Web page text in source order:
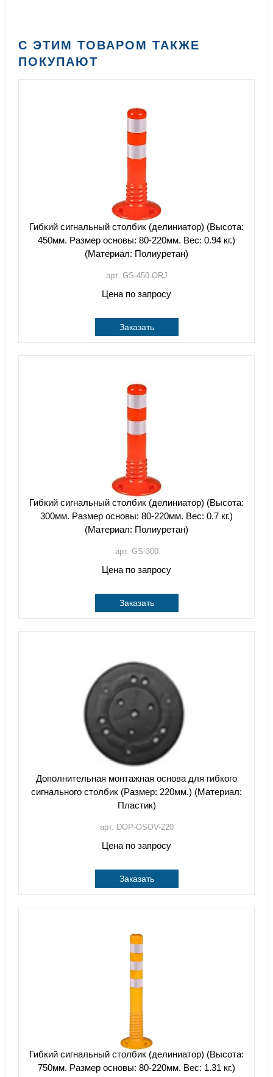
С ЭТИМ ТОВАРОМ ТАКЖЕ
ПОКУПАЮТ
Гибкий сигнальный столбик (делиниатор) (Высота:
450мм. Размер основы: 80-220мм. Вес: 0.94 кг.)
(Материал: Полиуретан)
арт. GS-450-ORJ
Цена по запросу
Заказать
Гибкий сигнальный столбик (делиниатор) (Высота:
300мм. Размер основы: 80-220мм. Вес: 0.7 кг.)
(Материал: Полиуретан)
арт. GS-300
Цена по запросу
Заказать
Дополнительная монтажная основа для гибкого
сигнального столбик (Размер: 220мм.) (Материал:
Пластик)
арт. DOP-OSOV-220
Цена по запросу
Заказать
Гибкий сигнальный столбик (делиниатор) (Высота:
750мм. Размер основы: 80-220мм. Вес: 1.31 кг.)